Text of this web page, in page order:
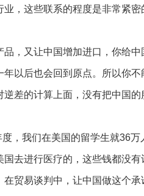
业，这些联系的程度是非常紧
又让中国增加进口，你给中
年以后也会回到原点。所以你
逆差的计算上面，没有把中国
我们在美国的留学生就36万
国去进行医疗的，这些钱都没
在贸易谈判中，让中国做这个